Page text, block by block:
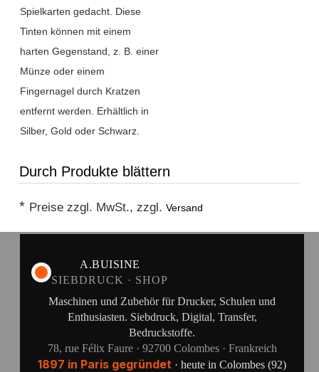
Spielkarten gedacht. Diese
Tinten können mit einem
harten Gegenstand, z. B. einer
Münze oder einem
Fingernagel durch Kratzen
entfernt werden. Erhältlich in
Silber, Gold oder Schwarz.
Durch Produkte blättern
* Preise zzgl. MwSt., zzgl.Versand
A.BUISINE
SIEBDRUCK · SHOP
Maschinen und Zubehör für Drucker, Schulen und
Enthusiasten. Siebdruck, Digital, Transfer,
Bedruckstoffe.
78, rue Félix Faure · 92700 Colombes · Frankreich
1897 in Paris gegründet · heute in Colombes (92)